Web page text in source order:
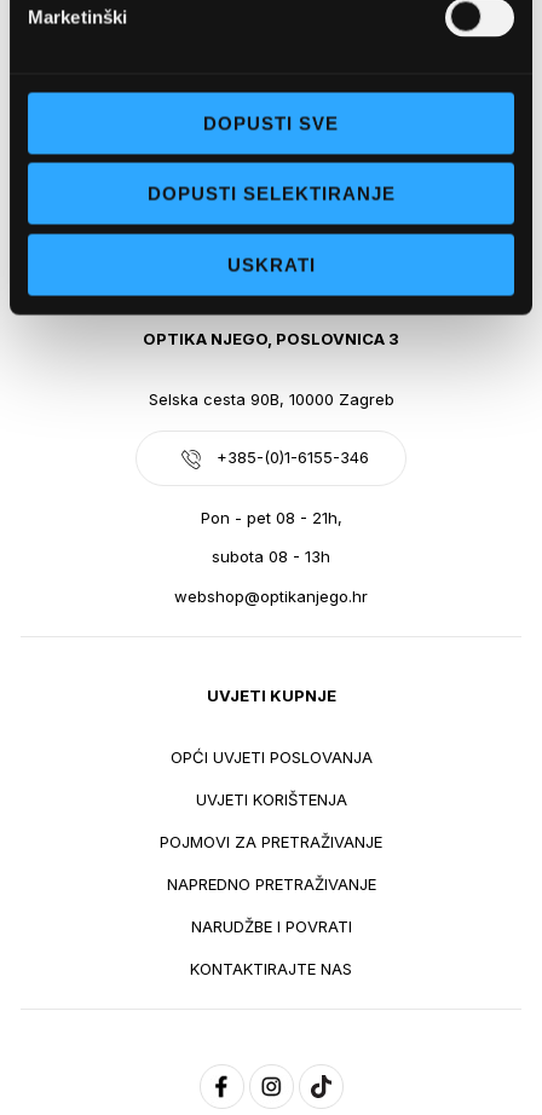
Marketinški
DOPUSTI SVE
DOPUSTI SELEKTIRANJE
USKRATI
Pon - pet: 07 - 21h,
Sub: 07-21h
webshop@optikanjego.hr
OPTIKA NJEGO, POSLOVNICA 3
Selska cesta 90B, 10000 Zagreb
+385-(0)1-6155-346
Pon - pet 08 - 21h,
subota 08 - 13h
webshop@optikanjego.hr
UVJETI KUPNJE
OPĆI UVJETI POSLOVANJA
UVJETI KORIŠTENJA
POJMOVI ZA PRETRAŽIVANJE
NAPREDNO PRETRAŽIVANJE
NARUDŽBE I POVRATI
KONTAKTIRAJTE NAS